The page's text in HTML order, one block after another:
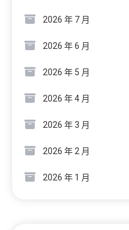
2026 年 7 月
2026 年 6 月
2026 年 5 月
2026 年 4 月
2026 年 3 月
2026 年 2 月
2026 年 1 月